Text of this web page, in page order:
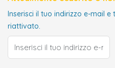
Inserisci il tuo indirizzo e-mail
riattivato.